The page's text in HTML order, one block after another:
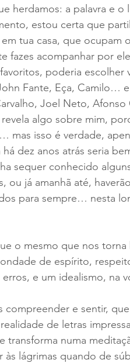
herdamos: a palavra e
estou certa que
tua casa, que ocupam
fazes acompanhar por
poderia escolher
Fante, Eça, Camilo…
Joel Neto,
algo sobre mim,
mas isso é verdade,
dez anos atrás seria
sequer conhecido
ou já amanhã até,
para sempre… nesta
o mesmo que nos torna
de espírito,
e um idealismo, na
compreender e sentir,
de letras
transforma numa
às lágrimas quando de